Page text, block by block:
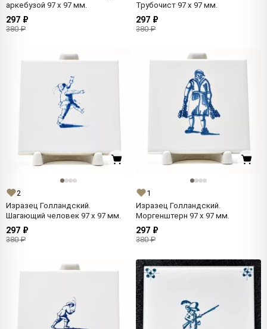
аркебузой 97 x 97 мм.
297 ₽
380 ₽
Трубочист 97 x 97 мм.
297 ₽
380 ₽
2
Изразец Голландский.
Шагающий человек 97 x 97 мм.
297 ₽
380 ₽
1
Изразец Голландский.
Моргенштерн 97 x 97 мм.
297 ₽
380 ₽